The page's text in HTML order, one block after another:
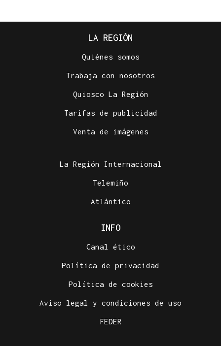
LA REGIÓN
Quiénes somos
Trabaja con nosotros
Quiosco La Región
Tarifas de publicidad
Venta de imágenes
La Región Internacional
Telemiño
Atlántico
INFO
Canal ético
Política de privacidad
Política de cookies
Aviso legal y condiciones de uso
FEDER